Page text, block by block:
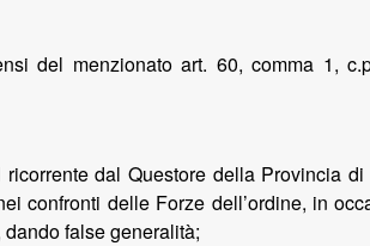
del menzionato art. 60, comma 1,
dal Questore della Provincia di
confronti delle Forze dell’ordine, in
false generalità;